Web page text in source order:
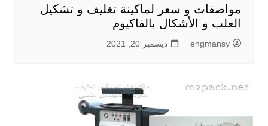
مواصفات و سعر لماكينة تغليف و تشكيل
العلب و الأشكال بالفاكيوم
engmansy ديسمبر 20, 2021